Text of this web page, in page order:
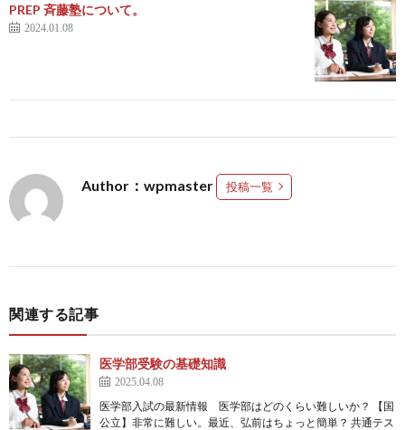
PREP 斉藤塾について。
2024.01.08
Author：wpmaster 投稿一覧
関連する記事
医学部受験の基礎知識
2025.04.08
医学部入試の最新情報 医学部はどのくらい難しいか？ 【国
公立】非常に難しい。最近、弘前はちょっと簡単？ 共通テス